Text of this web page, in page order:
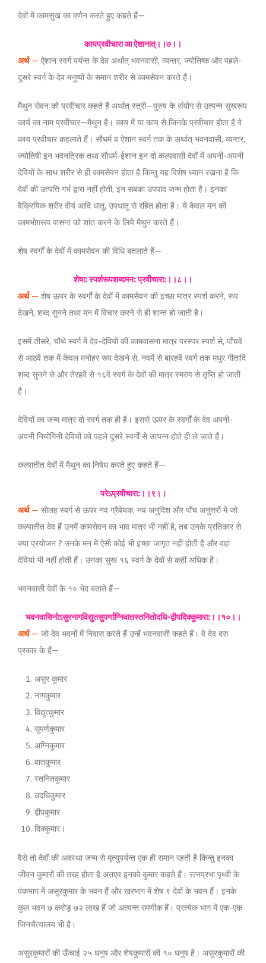
देवों में कामसुख का वर्णन करते हुए कहते हैं—
कायप्रवीचारा आ ऐशानात्।।७।।
अर्थ— ऐशान स्वर्ग पर्यन्त के देव अर्थात् भवनवासी, व्यन्तर, ज्योतिष्क और पहले-
दूसरे स्वर्ग के देव मनुष्यों के समान शरीर से कामसेवन करते हैं।
मैथुन सेवन को प्रवीचार कहते हैं अर्थात् स्त्री—पुरुष के संयोग से उत्पन्न सुखरूप
कार्य का नाम प्रवीचार—मैथुन है। काय में या काय से जिनके प्रवीचार होता है वे
काय प्रवीचार कहलाते हैं। सौधर्म व ऐशान स्वर्ग तक के अर्थात् भवनवासी, व्यन्तर,
ज्योतिषी इन भवनत्रिक तथा सौधर्म-ईशान इन दो कल्पवासी देवों में अपनी-अपनी
देवियों के साथ शरीर से ही कामसेवन होता है किन्तु यह विशेष ध्यान रखना है कि
देवों की उत्पत्ति गर्भ द्वारा नहीं होती, इन सबका उपपाद जन्म होता है। इनका
वैक्रियिक शरीर वीर्य आदि धातु, उपधातु से रहित होता है। ये केवल मन की
कामभोगरूप वासना को शांत करने के लिये मैथुन करते हैं।
शेष स्वर्गों के देवों में कामसेवन की विधि बतलाते हैं—
शेषा: स्पर्शरूपशब्दमन: प्रवीचारा:।।८।।
अर्थ— शेष ऊपर के स्वर्गों के देवों में कामसेवन की इच्छा मात्र स्पर्श करने, रूप
देखने, शब्द सुनने तथा मन में विचार करने से ही शान्त हो जाती है।
इसमें तीसरे, चौथे स्वर्ग में देव-देवियों की कामवासना मात्र परस्पर स्पर्श से, पाँचवें
से आठवें तक में केवल मनोहर रूप देखने से, नवमें से बारहवें स्वर्ग तक मधुर गीतादि
शब्द सुनने से और तेरहवें से १६वें स्वर्ग के देवों की मात्र स्मरण से तृप्ति हो जाती
है।
देवियों का जन्म मात्र दो स्वर्ग तक ही है। इससे ऊपर के स्वर्गों के देव अपनी-
अपनी नियोगिनी देवियों को पहले दूसरे स्वर्गों से उत्पन्न होते ही ले जाते हैं।
कल्पातीत देवों में मैथुन का निषेध करते हुए कहते हैं—
परेऽप्रवीचारा:।।९।।
अर्थ— सोलह स्वर्ग से ऊपर नव ग्रैवेयक, नव अनुदिश और पाँच अनुत्तरों में जो
कल्पातीत देव हैं उनमें कामसेवन का भाव मात्र भी नहीं है, तब उनके प्रतिकार से
क्या प्रयोजन ? उनके मन में ऐसी कोई भी इच्छा जागृत नहीं होती है और वहां
देवियां भी नहीं होती हैं। उनका सुख १६ स्वर्ग के देवों से कहीं अधिक है।
भवनवासी देवों के १० भेद बताते हैं—
भवनवासिनोऽसुरनागविद्युतसुपर्णाग्निवातस्तनितोदधि-द्वीपदिक्कुमारा:।।१०।।
अर्थ— जो देव भवनों में निवास करते हैं उन्हें भवनवासी कहते हैं। वे देव दस
प्रकार के हैं—
असुर कुमार
नागकुमार
विद्युत्कुमार
सुपर्णकुमार
अग्निकुमार
वातकुमार
स्तनितकुमार
उदधिकुमार
द्वीपकुमार
दिक्कुमार।
वैसे तो देवों की अवस्था जन्म से मृत्युपर्यन्त एक ही समान रहती है किन्तु इनका
जीवन कुमारों की तरह होता है अतएव इनको कुमार कहते हैं। रत्नप्रभा पृथ्वी के
पंकभाग में असुरकुमार के भवन हैं और खरभाग में शेष ९ देवों के भवन हैं। इनके
कुल भवन ७ करोड़ ७२ लाख हैं जो अत्यन्त रमणीक हैं। प्रत्येक भाग में एक-एक
जिनचैत्यालय भी है।
असुरकुमारों की ऊँचाई २५ धनुष और शेषकुमारों की १० धनुष है। असुरकुमारों की